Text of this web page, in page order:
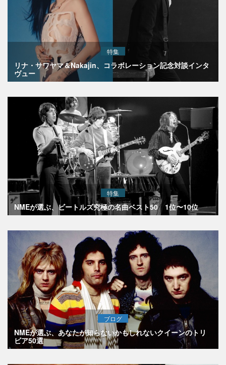
特集
リナ・サワヤマ＆Nakajin、コラボレーション記念対談インタ
ヴュー
特集
NMEが選ぶ、ビートルズ究極の名曲ベスト50 1位〜10位
ブログ
NMEが選ぶ、あなたが知らないかもしれないクイーンのトリ
ビア50選